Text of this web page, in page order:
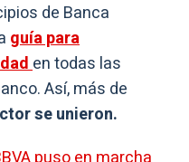
de Banca
guía para
en todas las
Así, más de
se unieron.